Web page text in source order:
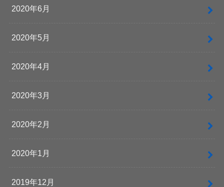
2020年6月
2020年5月
2020年4月
2020年3月
2020年2月
2020年1月
2019年12月